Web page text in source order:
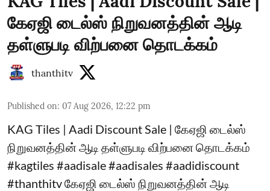
கேஏஜி டைல்ஸ் நிறுவனத்தின் ஆடி
தள்ளுபடி விற்பனை தொடக்கம்
thanthitv
Published on: 07 Aug 2026, 12:22 pm
KAG Tiles | Aadi Discount Sale | கேஏஜி டைல்ஸ்
நிறுவனத்தின் ஆடி தள்ளுபடி விற்பனை தொடக்கம்
#kagtiles #aadisale #aadisales #aadidiscount
#thanthitv கேஏஜி டைல்ஸ் நிறுவனத்தின் ஆடி